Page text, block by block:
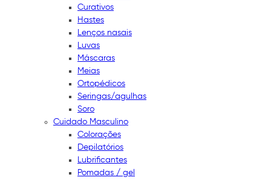
Curativos
Hastes
Lenços nasais
Luvas
Máscaras
Meias
Ortopédicos
Seringas/agulhas
Soro
Cuidado Masculino
Colorações
Depilatórios
Lubrificantes
Pomadas / gel